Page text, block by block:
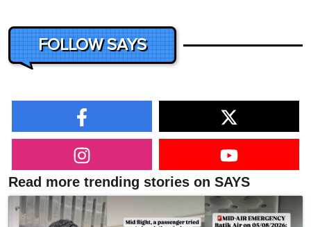
FOLLOW SAYS
Read more trending stories on SAYS